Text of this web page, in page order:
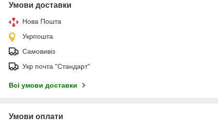
Умови доставки
Нова Пошта
Укрпошта
Самовивіз
Укр почта "Стандарт"
Всі умови доставки
Умови оплати